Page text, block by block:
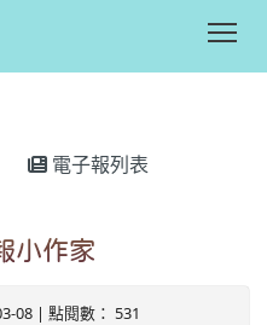
電子報列表
小作家
08 | 點閱數： 531